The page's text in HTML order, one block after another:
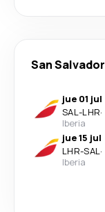
San Salvador
jue 01 jul
SAL-LHR·
Iberia
jue 15 jul
LHR-SAL·
Iberia